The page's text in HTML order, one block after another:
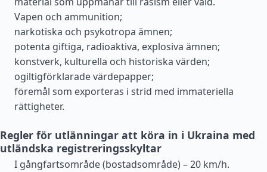
Vapen och ammunition;
narkotiska och psykotropa ämnen;
potenta giftiga, radioaktiva, explosiva ämnen;
konstverk, kulturella och historiska värden;
ogiltigförklarade värdepapper;
föremål som exporteras i strid med immateriella
rättigheter.
Regler för utlänningar att köra in i Ukraina med
utländska registreringsskyltar
I gångfartsområde (bostadsområde) – 20 km/h.